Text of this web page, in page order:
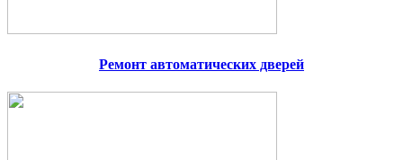
Ремонт автоматических дверей